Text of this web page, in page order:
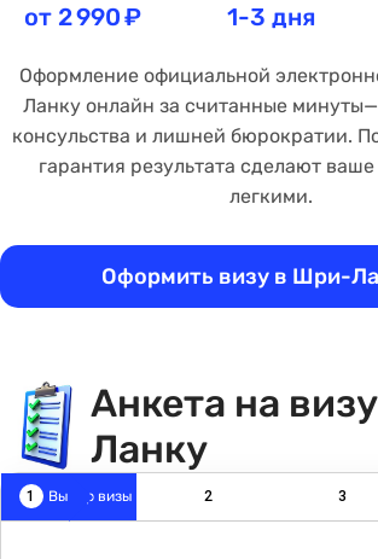
от 2 990 ₽ 1-3 дня
Оформление официальной
Ланку онлайн за считанные
консульства и лишней бюрократии.
гарантия результата сделают
легкими.
Оформить визу в Шри-
Анкета на
Ланку
1 Выбор визы 2 3